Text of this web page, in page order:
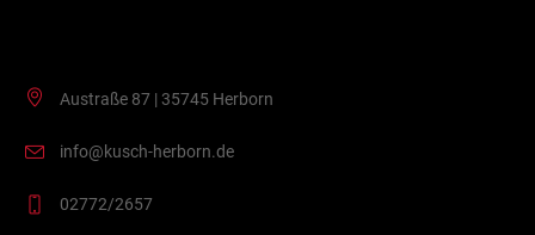
Austraße 87 | 35745 Herborn
info@kusch-herborn.de
02772/2657